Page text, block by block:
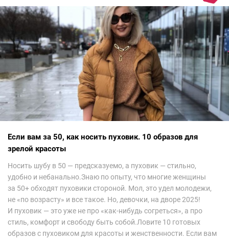
невероятно красиво.Все стереотипы, какие были у меня насчет
арабских дизайнеров, рассеялись как дым. А столько красоты
сегодня сложно увидеть на других известных неделях
мод.Самое интересное сейчас покажу ?
Если вам за 50, как носить пуховик. 10 образов для
зрелой красоты
Носить шубу в 50 — предсказуемо, а пуховик — стильно,
удобно и небанально.Знаю по опыту, что многие женщины
за 50+ обходят пуховики стороной. Мол, это удел молодежи,
не «по возрасту» и все такое. Но, девочки, на дворе 2025!
И пуховик — это уже не про «как-нибудь согреться», а про
стиль, комфорт и свободу быть собой.Ловите 10 готовых
образов с пуховиком для красоты и женственности. Если вам